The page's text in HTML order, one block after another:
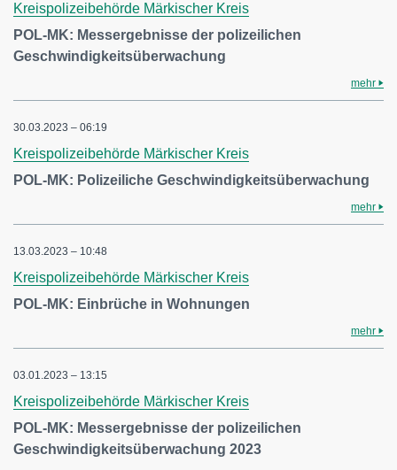
Kreispolizeibehörde Märkischer Kreis
POL-MK: Messergebnisse der polizeilichen
Geschwindigkeitsüberwachung
mehr
30.03.2023 – 06:19
Kreispolizeibehörde Märkischer Kreis
POL-MK: Polizeiliche Geschwindigkeitsüberwachung
mehr
13.03.2023 – 10:48
Kreispolizeibehörde Märkischer Kreis
POL-MK: Einbrüche in Wohnungen
mehr
03.01.2023 – 13:15
Kreispolizeibehörde Märkischer Kreis
POL-MK: Messergebnisse der polizeilichen
Geschwindigkeitsüberwachung 2023